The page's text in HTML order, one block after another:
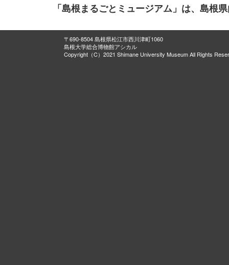
「島根まるごとミュージアム」は、島根
〒690-8504 島根県松江市西川津町1060
島根大学総合博物館アシカル
Copyright（C）2021 Shimane University Museum All Rights